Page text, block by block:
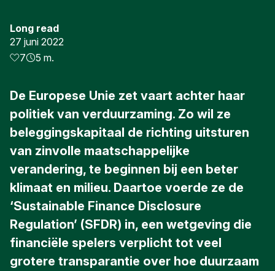
De Europese Unie zet vaart achter haar
politiek van verduurzaming. Zo wil ze
beleggingskapitaal de richting uitsturen
van zinvolle maatschappelijke
verandering, te beginnen bij een beter
klimaat en milieu. Daartoe voerde ze de
‘Sustainable Finance Disclosure
Regulation’ (SFDR) in, een wetgeving die
financiële spelers verplicht tot veel
grotere transparantie over hoe duurzaam
Long read
27 juni 2022
7
5 m.